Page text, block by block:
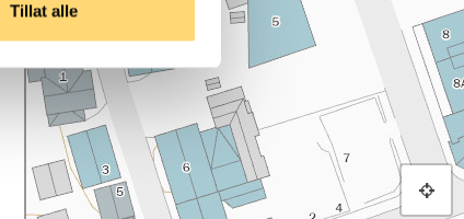
Tillat alle
Ronny Andre Haugan Lisens: CC BY